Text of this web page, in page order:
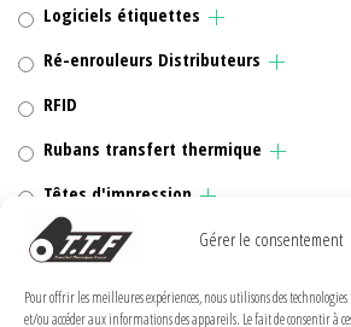
Gérer le consentement
Pour offrir les meilleures expériences, nous utilisons des technologies
et/ou accéder aux informations des appareils. Le fait de consentir à
Logiciels étiquettes
Ré-enrouleurs Distributeurs
RFID
Rubans transfert thermique
Têtes d'impression
MENTIONS LÉGALES